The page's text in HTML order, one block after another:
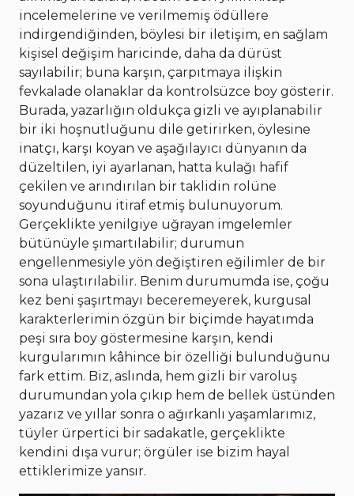
incelemelerine ve verilmemiş ödüllere
indirgendiğinden, böylesi bir iletişim, en sağlam
kişisel değişim haricinde, daha da dürüst
sayılabilir; buna karşın, çarpıtmaya ilişkin
fevkalade olanaklar da kontrolsüzce boy gösterir.
Burada, yazarlığın oldukça gizli ve ayıplanabilir
bir iki hoşnutluğunu dile getirirken, öylesine
inatçı, karşı koyan ve aşağılayıcı dünyanın da
düzeltilen, iyi ayarlanan, hatta kulağı hafif
çekilen ve arındırılan bir taklidin rolüne
soyunduğunu itiraf etmiş bulunuyorum.
Gerçeklikte yenilgiye uğrayan imgelemler
bütünüyle şımartılabilir; durumun
engellenmesiyle yön değiştiren eğilimler de bir
sona ulaştırılabilir. Benim durumumda ise, çoğu
kez beni şaşırtmayı beceremeyerek, kurgusal
karakterlerimin özgün bir biçimde hayatımda
peşi sıra boy göstermesine karşın, kendi
kurgularımın kâhince bir özelliği bulunduğunu
fark ettim. Biz, aslında, hem gizli bir varoluş
durumundan yola çıkıp hem de bellek üstünden
yazarız ve yıllar sonra o ağırkanlı yaşamlarımız,
tüyler ürpertici bir sadakatle, gerçeklikte
kendini dışa vurur; örgüler ise bizim hayal
ettiklerimize yansır.